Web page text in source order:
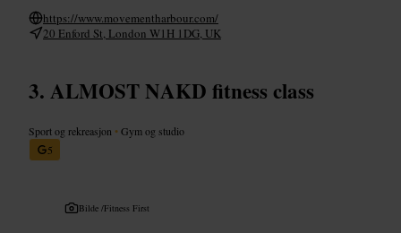
https://www.movementharbour.com/
20 Enford St, London W1H 1DG, UK
ALMOST NAKD fitness class
Sport og rekreasjon •Gym og studio
5
Bilde /Fitness First